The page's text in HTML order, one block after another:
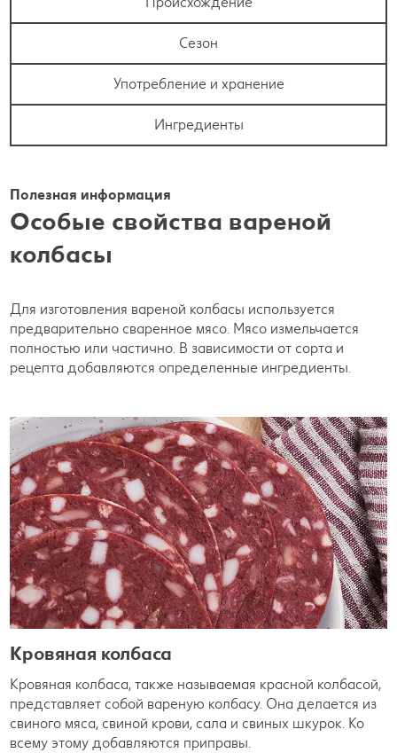
Сезон
Употребление и хранение
Ингредиенты
Полезная информация
Особые свойства вареной
колбасы
Для изготовления вареной колбасы используется
предварительно сваренное мясо. Мясо измельчается
полностью или частично. В зависимости от сорта и
рецепта добавляются определенные ингредиенты.
Кровяная колбаса
Кровяная колбаса, также называемая красной колбасой,
представляет собой вареную колбасу. Она делается из
свиного мяса, свиной крови, сала и свиных шкурок. Ко
всему этому добавляются приправы.